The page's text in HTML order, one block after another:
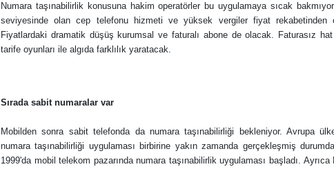
Numara taşınabilirlik konusuna hakim operatörler bu uygulamaya sıcak
seviyesinde olan cep telefonu hizmeti ve yüksek vergiler fiyat rekabetinden
Fiyatlardaki dramatik düşüş kurumsal ve faturalı abone de olacak. Faturasız
tarife oyunları ile algıda farklılık yaratacak.
Sırada sabit numaralar var
Mobilden sonra sabit telefonda da numara taşınabilirliği bekleniyor. Avrupa
numara taşınabilirliği uygulaması birbirine yakın zamanda gerçekleşmiş
1999'da mobil telekom pazarında numara taşınabilirlik uygulaması başladı.